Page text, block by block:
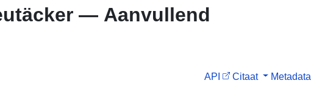
— Aanvullend
API Citaat Metadata